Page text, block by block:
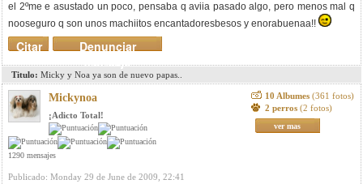
el 2ºme e asustado un poco, pensaba q aviia pasado algo, pero menos mal q
nooseguro q son unos machiitos encantadoresbesos y enorabuenaa!!
Denunciar
mensaje
Citar
Titulo: Micky y Noa ya son de nuevo papas..
Mickynoa
¡Adicto Total!
1290 mensajes
10 Albumes (361 fotos)
2 perros (2 fotos)
ver mas
Publicado: Monday 29 de June de 2009, 22:41